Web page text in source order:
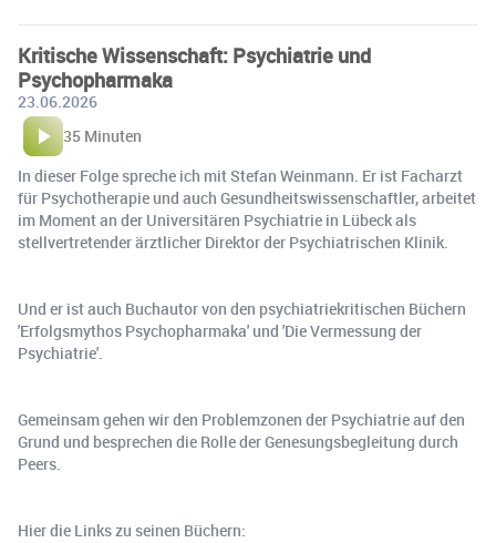
Kritische Wissenschaft: Psychiatrie und
Psychopharmaka
23.06.2026
35 Minuten
In dieser Folge spreche ich mit Stefan Weinmann. Er ist Facharzt
für Psychotherapie und auch Gesundheitswissenschaftler, arbeitet
im Moment an der Universitären Psychiatrie in Lübeck als
stellvertretender ärztlicher Direktor der Psychiatrischen Klinik.
Und er ist auch Buchautor von den psychiatriekritischen Büchern
'Erfolgsmythos Psychopharmaka' und 'Die Vermessung der
Psychiatrie'.
Gemeinsam gehen wir den Problemzonen der Psychiatrie auf den
Grund und besprechen die Rolle der Genesungsbegleitung durch
Peers.
Hier die Links zu seinen Büchern: